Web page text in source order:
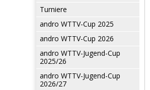
Turniere
andro WTTV-Cup 2025
andro WTTV-Cup 2026
andro WTTV-Jugend-Cup
2025/26
andro WTTV-Jugend-Cup
2026/27